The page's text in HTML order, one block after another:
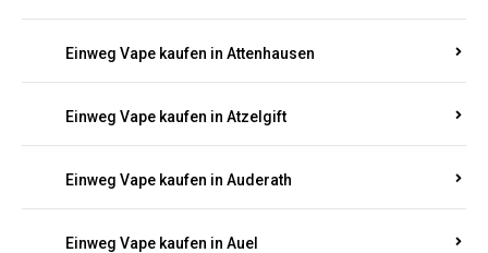
Einweg Vape kaufen in Attenhausen
Einweg Vape kaufen in Atzelgift
Einweg Vape kaufen in Auderath
Einweg Vape kaufen in Auel